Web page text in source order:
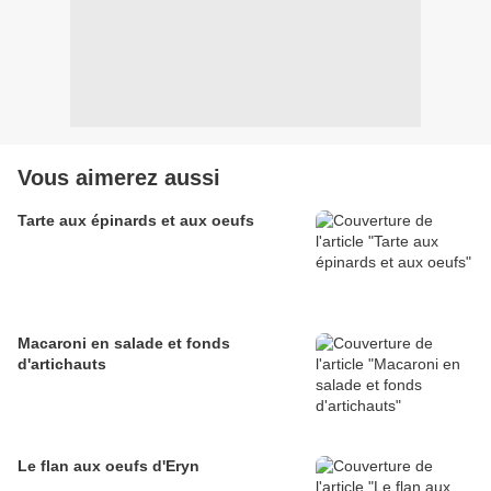
Vous aimerez aussi
Tarte aux épinards et aux oeufs
Macaroni en salade et fonds
d'artichauts
Le flan aux oeufs d'Eryn